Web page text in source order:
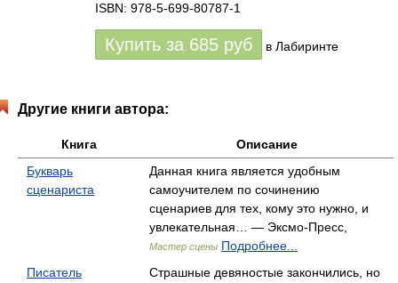
ISBN: 978-5-699-80787-1
Купить за 685 руб в Лабиринте
Другие книги автора:
Книга
Описание
Букварь
сценариста
Данная книга является удобным
самоучителем по сочинению
сценариев для тех, кому это нужно, и
увлекательная… — Эксмо-Пресс,
Мастер сцены Подробнее...
Писатель
Страшные девяностые закончились, но